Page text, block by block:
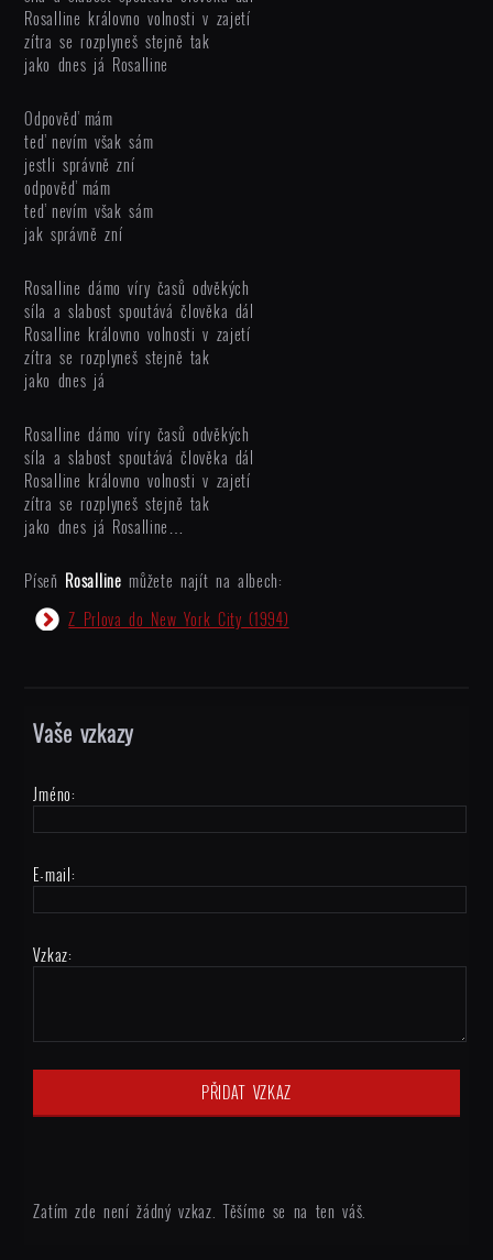
Rosalline královno volnosti v zajetí
zítra se rozplyneš stejně tak
jako dnes já Rosalline
Odpověď mám
teď nevím však sám
jestli správně zní
odpověď mám
teď nevím však sám
jak správně zní
Rosalline dámo víry časů odvěkých
síla a slabost spoutává člověka dál
Rosalline královno volnosti v zajetí
zítra se rozplyneš stejně tak
jako dnes já
Rosalline dámo víry časů odvěkých
síla a slabost spoutává člověka dál
Rosalline královno volnosti v zajetí
zítra se rozplyneš stejně tak
jako dnes já Rosalline…
Píseň Rosalline můžete najít na albech:
Z Prlova do New York City (1994)
Vaše vzkazy
Jméno:
E-mail:
Vzkaz:
Zatím zde není žádný vzkaz. Těšíme se na ten váš.